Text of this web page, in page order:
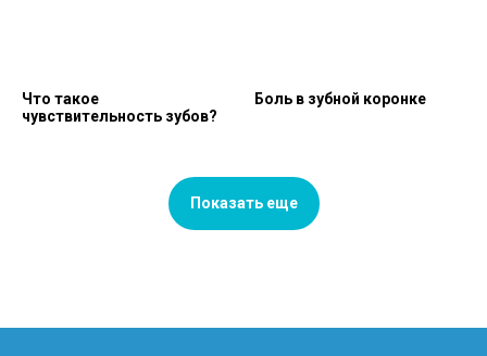
Что такое
чувствительность зубов?
Боль в зубной коронке
Показать еще